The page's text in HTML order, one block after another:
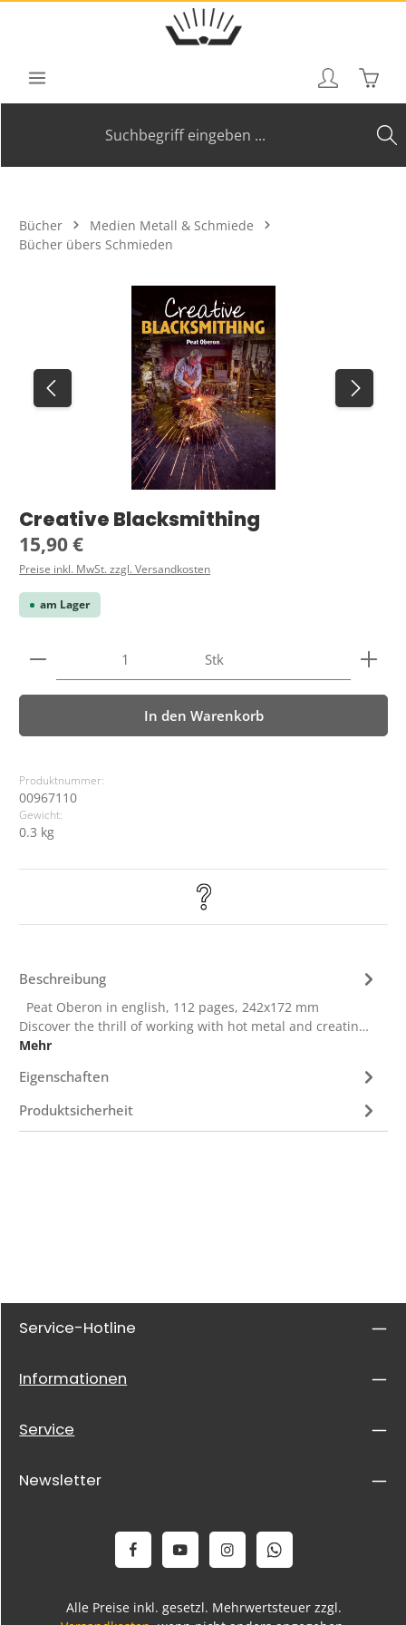
Zum Hauptinhalt springen
Bücher
Medien Metall & Schmiede
Bücher übers Schmieden
Bildergalerie überspringen
Creative Blacksmithing
Regulärer Preis:
15,90 €
Preise inkl. MwSt. zzgl. Versandkosten
am Lager
Produkt Anzahl: Gib den gewünschten Wert ein
Stk
In den Warenkorb
Produktnummer:
00967110
Gewicht:
0.3 kg
Beschreibung
Peat Oberon in english, 112 pages, 242x172 mm
Discover the thrill of working with hot metal and creatin…
Mehr
Eigenschaften
Produktsicherheit
Service-Hotline
Informationen
Service
Newsletter
Alle Preise inkl. gesetzl. Mehrwertsteuer zzgl.